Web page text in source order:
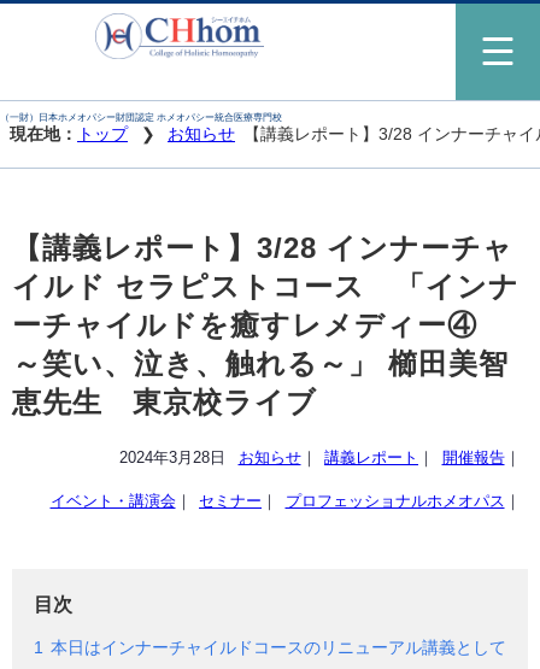
（一財）日本ホメオパシー財団認定 ホメオパシー統合医療専門校
現在地： トップ お知らせ 【講義レポート】3/28 インナーチ
【講義レポート】3/28 インナーチャ
イルド セラピストコース 「インナ
ーチャイルドを癒すレメディー④
～笑い、泣き、触れる～」 櫛田美智
恵先生 東京校ライブ
2024年3月28日 お知らせ｜ 講義レポート ｜ 開催報告｜
イベント・講演会｜ セミナー ｜ プロフェッショナルホメオパス ｜
目次
1 本日はインナーチャイルドコースのリニューアル講義として